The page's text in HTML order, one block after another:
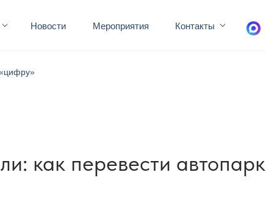
Мероприятия
Новости Контакты
«цифру»
как перевести автопарк